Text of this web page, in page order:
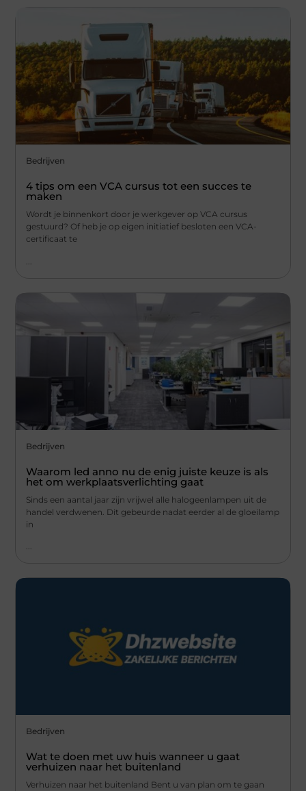
Bedrijven
4 tips om een VCA cursus tot een succes te
maken
Wordt je binnenkort door je werkgever op VCA cursus
gestuurd? Of heb je op eigen initiatief besloten een VCA-
certificaat te
Bedrijven
Waarom led anno nu de enig juiste keuze is als
het om werkplaatsverlichting gaat
Sinds een aantal jaar zijn vrijwel alle halogeenlampen uit de
handel verdwenen. Dit gebeurde nadat eerder al de gloeilamp
in
...
Bedrijven
Wat te doen met uw huis wanneer u gaat
verhuizen naar het buitenland
Verhuizen naar het buitenland Bent u van plan om te gaan